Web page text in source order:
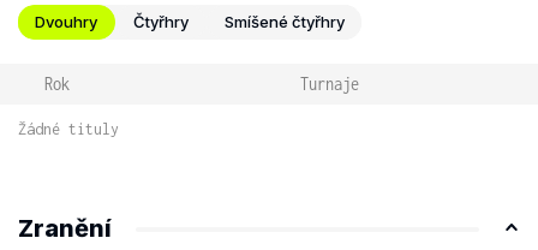
Dvouhry Čtyřhry Smíšené čtyřhry
Rok Turnaje
Žádné tituly
Zranění